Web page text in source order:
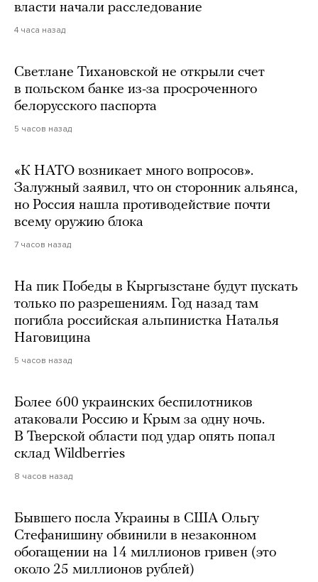
власти начали расследование
4 часа назад
Светлане Тихановской не открыли счет
в польском банке из-за просроченного
белорусского паспорта
5 часов назад
«К НАТО возникает много вопросов».
Залужный заявил, что он сторонник альянса,
но Россия нашла противодействие почти
всему оружию блока
7 часов назад
На пик Победы в Кыргызстане будут пускать
только по разрешениям. Год назад там
погибла российская альпинистка Наталья
Наговицина
5 часов назад
Более 600 украинских беспилотников
атаковали Россию и Крым за одну ночь.
В Тверской области под удар опять попал
склад Wildberries
8 часов назад
Бывшего посла Украины в США Ольгу
Стефанишину обвинили в незаконном
обогащении на 14 миллионов гривен (это
около 25 миллионов рублей)